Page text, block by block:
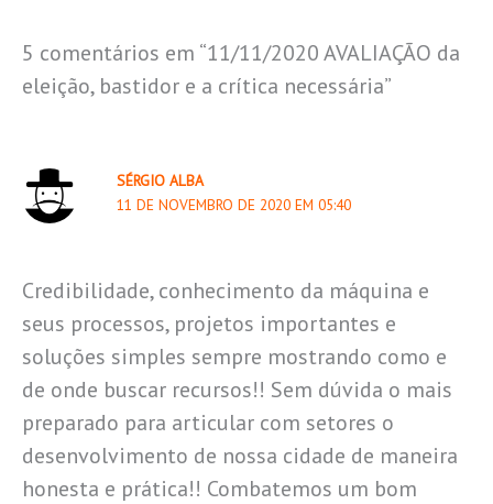
5 comentários em “11/11/2020 AVALIAÇÃO da
eleição, bastidor e a crítica necessária”
SÉRGIO ALBA
11 DE NOVEMBRO DE 2020 EM 05:40
Credibilidade, conhecimento da máquina e
seus processos, projetos importantes e
soluções simples sempre mostrando como e
de onde buscar recursos!! Sem dúvida o mais
preparado para articular com setores o
desenvolvimento de nossa cidade de maneira
honesta e prática!! Combatemos um bom